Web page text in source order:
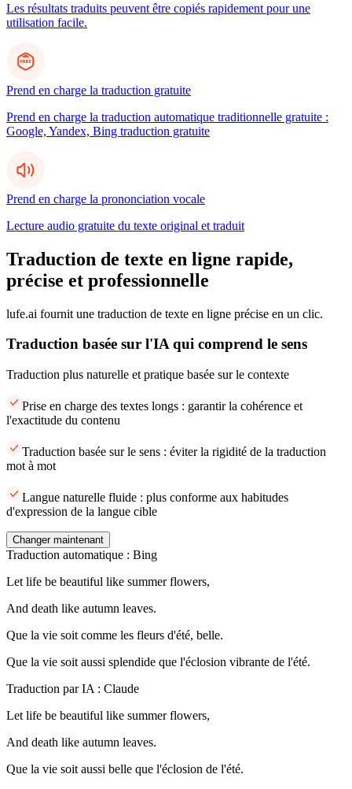
Les résultats traduits peuvent être copiés rapidement pour une
utilisation facile.
Prend en charge la traduction gratuite
Prend en charge la traduction automatique traditionnelle gratuite :
Google, Yandex, Bing traduction gratuite
Prend en charge la prononciation vocale
Lecture audio gratuite du texte original et traduit
Traduction de texte en ligne rapide,
précise et professionnelle
lufe.ai fournit une traduction de texte en ligne précise en un clic.
Traduction basée sur l'IA qui comprend le sens
Traduction plus naturelle et pratique basée sur le contexte
Prise en charge des textes longs : garantir la cohérence et
l'exactitude du contenu
Traduction basée sur le sens : éviter la rigidité de la traduction
mot à mot
Langue naturelle fluide : plus conforme aux habitudes
d'expression de la langue cible
Changer maintenant
Traduction automatique : Bing
Let life be beautiful like summer flowers,
And death like autumn leaves.
Que la vie soit comme les fleurs d'été, belle.
Que la vie soit aussi splendide que l'éclosion vibrante de l'été.
Traduction par IA : Claude
Let life be beautiful like summer flowers,
And death like autumn leaves.
Que la vie soit aussi belle que l'éclosion de l'été.